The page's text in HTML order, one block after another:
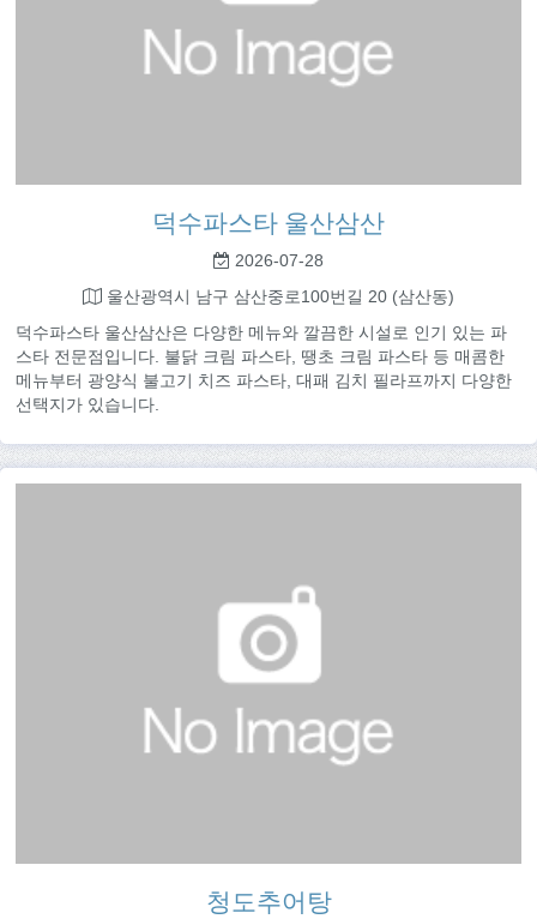
덕수파스타 울산삼산
2026-07-28
울산광역시 남구 삼산중로100번길 20 (삼산동)
덕수파스타 울산삼산은 다양한 메뉴와 깔끔한 시설로 인기 있는 파
스타 전문점입니다. 불닭 크림 파스타, 땡초 크림 파스타 등 매콤한
메뉴부터 광양식 불고기 치즈 파스타, 대패 김치 필라프까지 다양한
선택지가 있습니다.
청도추어탕